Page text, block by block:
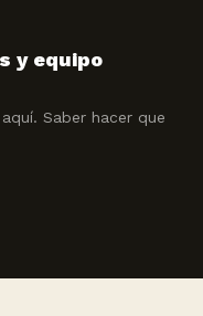
y equipo
Saber hacer que